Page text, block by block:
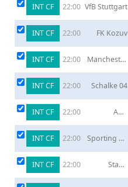
INT CF 22:00 VfB Stuttgart
INT CF 22:00 FK Kozuv
INT CF 22:00
Manchester
INT CF 22:00 Schalke 04
INT CF 22:00
ASD
INT CF 22:00
Sporting de
INT CF 22:00
Stade